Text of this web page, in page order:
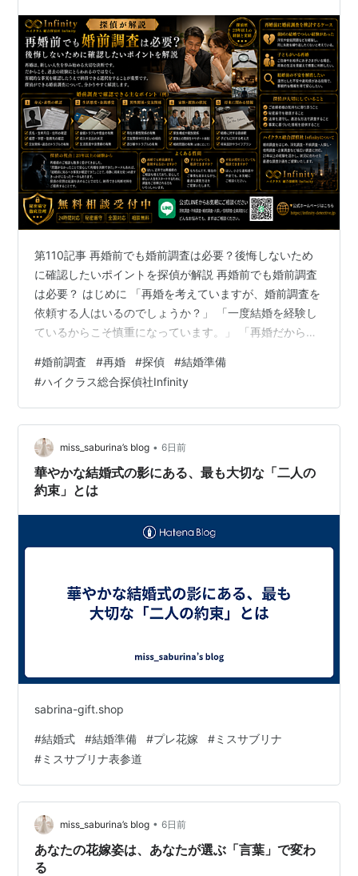
第110記事 再婚前でも婚前調査は必要？後悔しないため
に確認したいポイントを探偵が解説 再婚前でも婚前調査
は必要？ はじめに 「再婚を考えていますが、婚前調査を
依頼する人はいるのでしょうか？」 「一度結婚を経験し
ているからこそ慎重になっています。」 「再婚だからこ
うなご相談は、近年少しずつ増えています。 再婚は、一
度結婚生活を経験しているからこそ、前回の経験を踏ま
えて慎重に判断したいと考える方が多い人生の節目で
す。 今回は、再婚前の婚前調査について、23年以上の調
査経験をもとに分かりやすく解説します。 結論 再婚だか
ら婚前調査が必要というわけ…
#婚前調査 #再婚 #探偵 #結婚準備
#ハイクラス総合探偵社Infinity
miss_saburina’s blog • 6日前
華やかな結婚式の影にある、最も大切な「二人の
約束」とは
sabrina-gift.shop
#結婚式 #結婚準備 #プレ花嫁 #ミスサブリナ
#ミスサブリナ表参道
miss_saburina’s blog • 6日前
あなたの花嫁姿は、あなたが選ぶ「言葉」で変わ
る